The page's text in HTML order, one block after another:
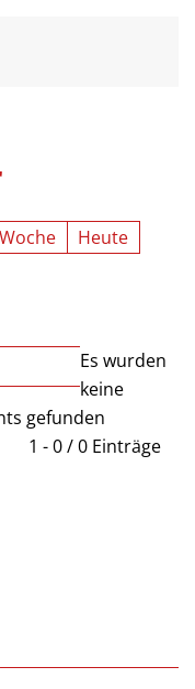
Heute
Es wurden
keine
gefunden
1 - 0 / 0 Einträge